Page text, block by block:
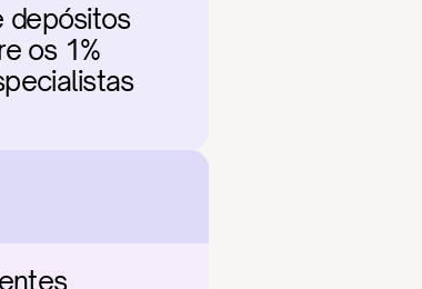
depósitos
os 1%